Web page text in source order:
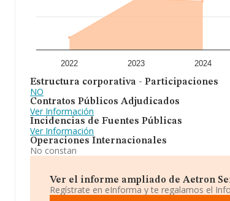
perdido posiciones frente al 2023.
2022 2023 2024
Estructura corporativa - Participaciones
NO
Contratos Públicos Adjudicados
Ver Información
Incidencias de Fuentes Públicas
Ver Información
Operaciones Internacionales
No constan
Ver el informe ampliado de Aetron
Regístrate en eInforma y te regalamos el